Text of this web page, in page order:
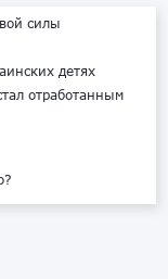
силы
детях
отработанным